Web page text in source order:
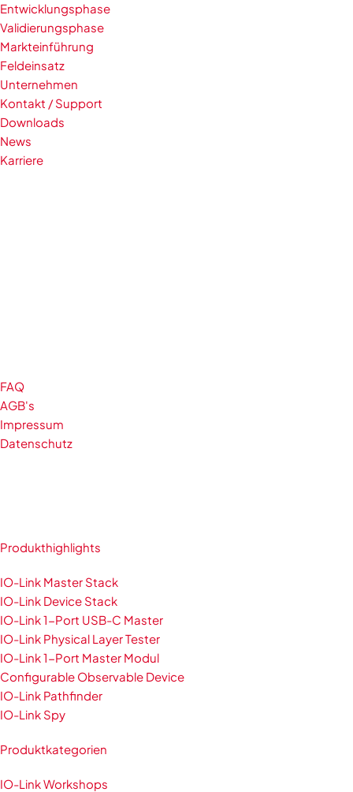
Entwicklungsphase
Validierungsphase
Markteinführung
Feldeinsatz
Unternehmen
Kontakt / Support
Downloads
News
Karriere
FAQ
AGB's
Impressum
Datenschutz
Produkthighlights
IO-Link Master Stack
IO-Link Device Stack
IO-Link 1-Port USB-C Master
IO-Link Physical Layer Tester
IO-Link 1-Port Master Modul
Configurable Observable Device
IO-Link Pathfinder
IO-Link Spy
Produktkategorien
IO-Link Workshops